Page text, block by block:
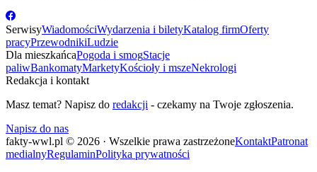
SerwisyWiadomościWydarzenia i biletyKatalog firmOferty
pracyPrzewodnikiLudzie
Dla mieszkańcaPogoda i smogStacje
paliwBankomatyMarketyKościoły i mszeNekrologi
Redakcja i kontakt
Masz temat? Napisz do redakcji - czekamy na Twoje zgłoszenia.
Napisz do nas
fakty-wwl.pl © 2026 · Wszelkie prawa zastrzeżoneKontaktPatronat
medialnyRegulaminPolityka prywatności